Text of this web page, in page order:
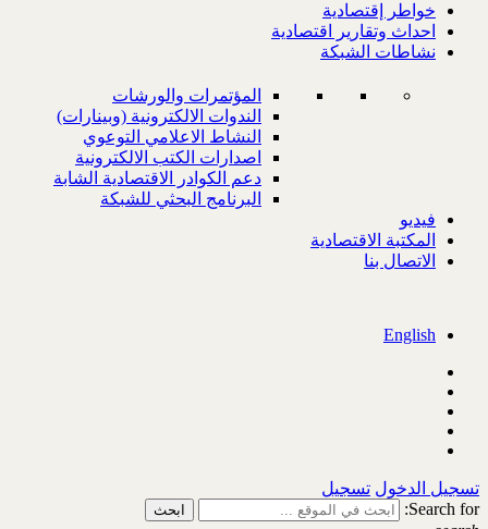
خواطر إقتصادية
احداث وتقارير اقتصادية
نشاطات الشبكة
المؤتمرات والورشات
الندوات الالكترونية (وبينارات)
النشاط الاعلامي التوعوي
اصدارات الكتب الالكترونية
دعم الكوادر الاقتصادية الشابة
البرنامج البحثي للشبكة
فيديو
المكتبة الاقتصادية
الاتصال بنا
English
تسجيل الدخول تسجيل
Search for: